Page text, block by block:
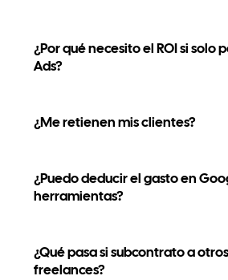
¿Por qué necesito el ROI si solo
Ads?
¿Me retienen mis clientes?
¿Puedo deducir el gasto en
herramientas?
¿Qué pasa si subcontrato a otros
freelances?